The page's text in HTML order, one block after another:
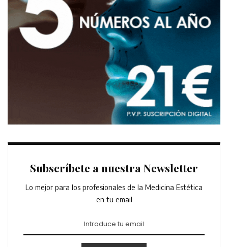
Subscríbete a nuestra Newsletter
Lo mejor para los profesionales de la Medicina Estética
en tu email